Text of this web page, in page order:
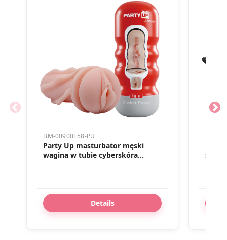
wspolpracy.
BM-00900T58-PU
Party Up masturbator męski
wagina w tubie cyberskóra
Details